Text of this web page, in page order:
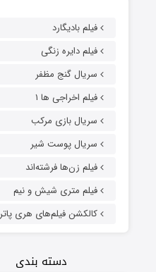
فیلم بادیگارد
فیلم دایره زنگی
سریال گنج مظفر
فیلم اخراجی ها ۱
سریال بازی مرکب
سریال پوست شیر
فیلم زن‌ها فرشته‌اند
فیلم متری شیش و نیم
کالکشن فیلم‌های هری پاتر
دسته بندی